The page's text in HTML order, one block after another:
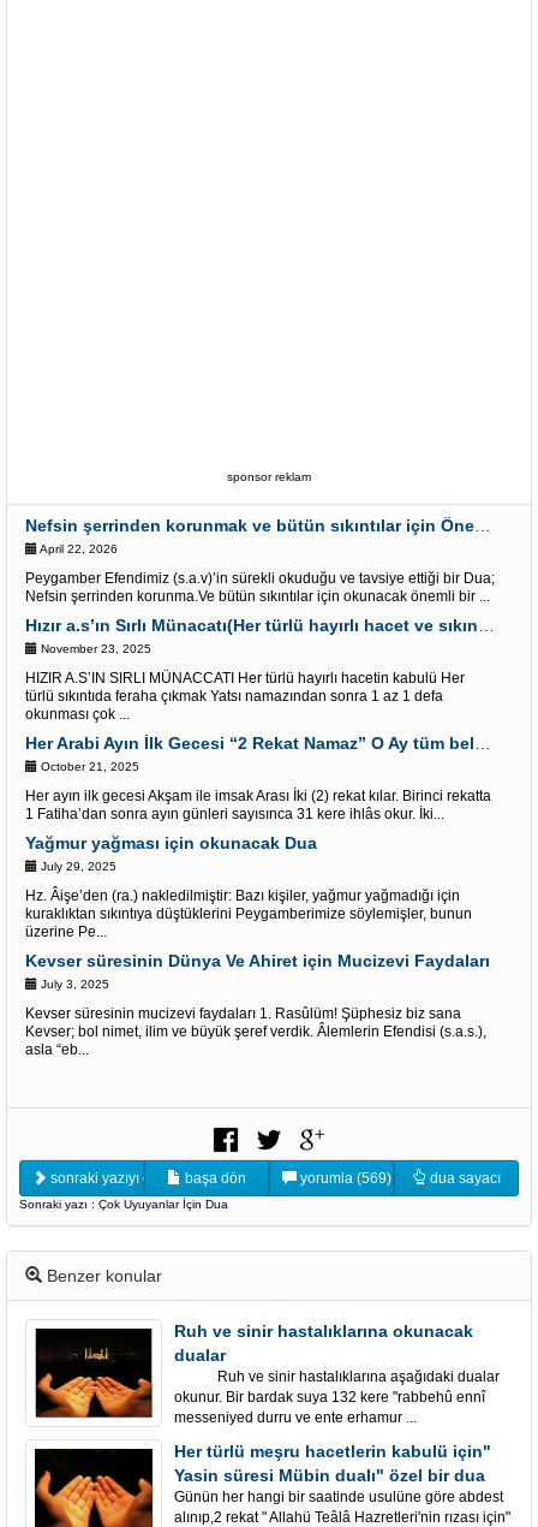
sponsor reklam
April 22, 2026
Peygamber Efendimiz (s.a.v)’in sürekli okuduğu ve tavsiye ettiği bir Dua;
Nefsin şerrinden korunma.Ve bütün sıkıntılar için okunacak önemli bir ...
November 23, 2025
HIZIR A.S’IN SIRLI MÜNACCATI Her türlü hayırlı hacetin kabulü Her
türlü sıkıntıda feraha çıkmak Yatsı namazından sonra 1 az 1 defa
okunması çok ...
October 21, 2025
Her ayın ilk gecesi Akşam ile imsak Arası İki (2) rekat kılar. Birinci rekatta
1 Fatiha’dan sonra ayın günleri sayısınca 31 kere ihlâs okur. İki...
Yağmur yağması için okunacak Dua
July 29, 2025
Hz. Âişe’den (ra.) nakledilmiştir: Bazı kişiler, yağmur yağmadığı için
kuraklıktan sıkıntıya düştüklerini Peygamberimize söylemişler, bunun
üzerine Pe...
Kevser süresinin Dünya Ve Ahiret için Mucizevi Faydaları
July 3, 2025
Kevser süresinin mucizevi faydaları 1. Rasûlüm! Şüphesiz biz sana
Kevser; bol nimet, ilim ve büyük şeref verdik. Âlemlerin Efendisi (s.a.s.),
asla “eb...
sonraki yazıyı oku başa dön yorumla (569) dua sayacı
Sonraki yazı : Çok Uyuyanlar İçin Dua
Benzer konular
Ruh ve sinir hastalıklarına okunacak
dualar
Ruh ve sinir hastalıklarına aşağıdaki dualar
okunur. Bir bardak suya 132 kere "rabbehû ennî
messeniyed durru ve ente erhamur ...
Her türlü meşru hacetlerin kabulü için"
Yasin süresi Mübin dualı" özel bir dua
Günün her hangi bir saatinde usulüne göre abdest
alınıp,2 rekat " Allahü Teâlâ Hazretleri'nin rızası için"